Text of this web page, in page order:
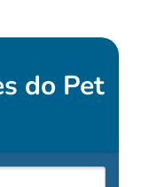
do Pet